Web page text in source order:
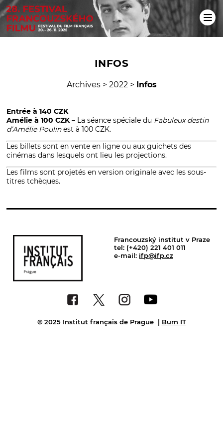
INFOS
Archives> 2022> Infos
Entrée à 140 CZK
Amélie à 100 CZK– La séance spéciale du Fabuleux destin
d’Amélie Poulinest à 100 CZK.
Les billets sont en vente en ligne ou aux guichets des
cinémas dans lesquels ont lieu les projections.
Les films sont projetés en version originale avec les sous-
titres tchèques.
Francouzský institut v Praze
tel: (+420) 221 401 011
e-mail: ifp@ifp.cz
© 2025 Institut français de Prague | Burn IT